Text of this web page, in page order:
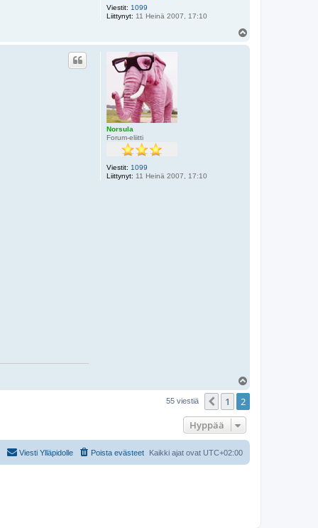
Viestit: 1099
Liittynyt: 11 Heinä 2007, 17:10
Norsula
Forum-eliitti
Viestit: 1099
Liittynyt: 11 Heinä 2007, 17:10
s
55 viestiä Edellinen
1 2
Hyppää
Kaikki ajat ovat UTC+02:00
Poista evästeet
Viesti Ylläpidolle